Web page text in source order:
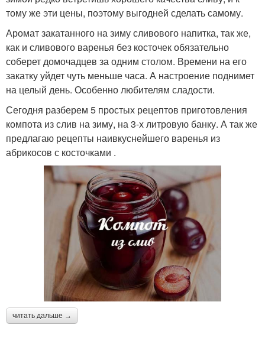
тому же эти цены, поэтому выгодней сделать самому.
Аромат закатанного на зиму сливового напитка, так же,
как и сливового варенья без косточек обязательно
соберет домочадцев за одним столом. Времени на его
закатку уйдет чуть меньше часа. А настроение поднимет
на целый день. Особенно любителям сладости.
Сегодня разберем 5 простых рецептов приготовления
компота из слив на зиму, на 3-х литровую банку. А так же
предлагаю рецепты наивкуснейшего варенья из
абрикосов с косточками .
читать дальше →